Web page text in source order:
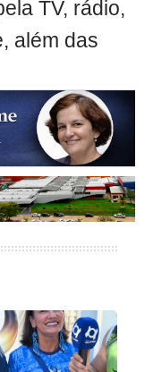
TV, rádio,
além das